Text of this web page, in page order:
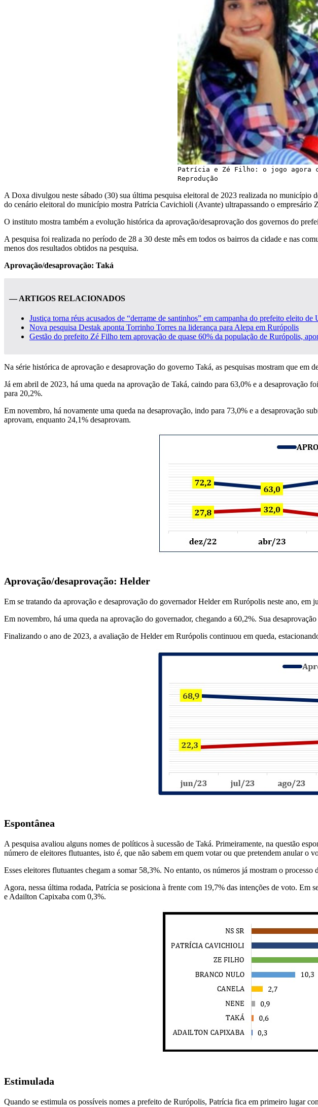
Patrícia e Zé Filho: o jogo agora
Reprodução
A Doxa divulgou neste sábado (30) sua última pesquisa eleitoral de 2023 realizada no
do cenário eleitoral do município mostra Patrícia Cavichioli (Avante) ultrapassando o empresário
O instituto mostra também a evolução histórica da aprovação/desaprovação dos governos do
A pesquisa foi realizada no período de 28 a 30 deste mês em todos os bairros da cidade e nas
menos dos resultados obtidos na pesquisa.
Aprovação/desaprovação: Taká
— ARTIGOS RELACIONADOS
Justiça torna réus acusados de “derrame de santinhos” em campanha do prefeito eleito de
Nova pesquisa Destak aponta Torrinho Torres na liderança para Alepa em Rurópolis
Gestão do prefeito Zé Filho tem aprovação de quase 60% da população de Rurópolis,
Na série histórica de aprovação e desaprovação do governo Taká, as pesquisas mostram que em
Já em abril de 2023, há uma queda na aprovação de Taká, caindo para 63,0% e a
para 20,2%.
Em novembro, há novamente uma queda na desaprovação, indo para 73,0% e a desaprovação
aprovam, enquanto 24,1% desaprovam.
Aprovação/desaprovação: Helder
Em se tratando da aprovação e desaprovação do governador Helder em Rurópolis neste ano, em
Em novembro, há uma queda na aprovação do governador, chegando a 60,2%. Sua
Finalizando o ano de 2023, a avaliação de Helder em Rurópolis continuou em queda,
Espontânea
A pesquisa avaliou alguns nomes de políticos à sucessão de Taká. Primeiramente, na questão
número de eleitores flutuantes, isto é, que não sabem em quem votar ou que pretendem anular o
Esses eleitores flutuantes chegam a somar 58,3%. No entanto, os números já mostram o
Agora, nessa última rodada, Patrícia se posiciona à frente com 19,7% das intenções de voto.
e Adailton Capixaba com 0,3%.
Estimulada
Quando se estimula os possíveis nomes a prefeito de Rurópolis, Patrícia fica em primeiro lugar